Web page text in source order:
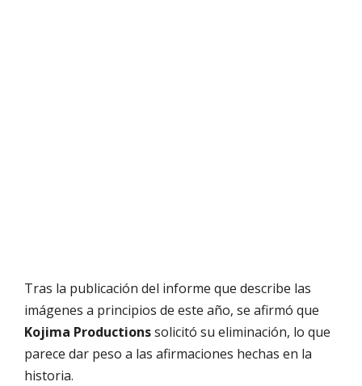
Tras la publicación del informe que describe las
imágenes a principios de este año, se afirmó que
Kojima Productionssolicitó su eliminación, lo que
parece dar peso a las afirmaciones hechas en la
historia.